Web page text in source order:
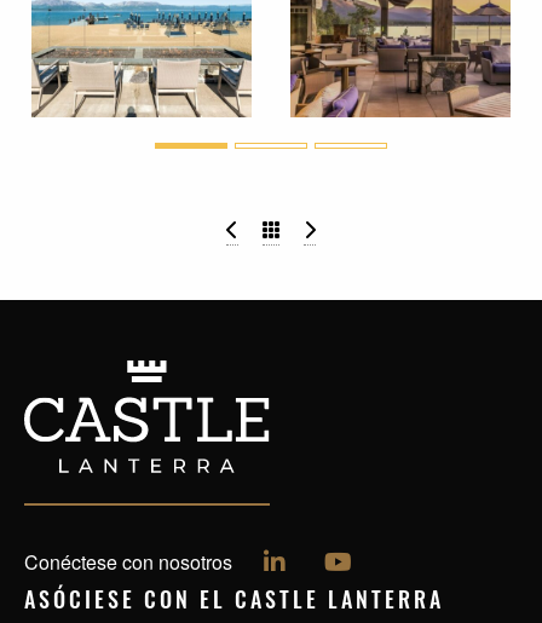
Calle 177 Este, 53
Conéctese con nosotros Síguenos en LinkedIn
Síguenos en
ASÓCIESE CON EL CASTLE LANTERRA